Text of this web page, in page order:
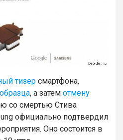
тизер смартфона,
, а затем отмену
со смертью Стива
официально подтвердил
Оно состоится в